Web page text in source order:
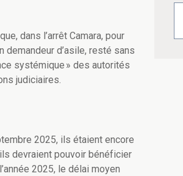
dans l’arrêt Camara, pour
demandeur d’asile, resté sans
systémique » des autorités
judiciaires.
2025, ils étaient encore
devraient pouvoir bénéficier
2025, le délai moyen